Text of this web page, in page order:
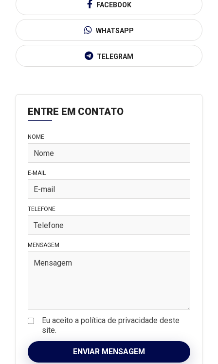
ENTRE EM CONTATO
NOME
E-MAIL
TELEFONE
MENSAGEM
Eu aceito a política de privacidade deste
site.
ENVIAR MENSAGEM
FACEBOOK
WHATSAPP
TELEGRAM